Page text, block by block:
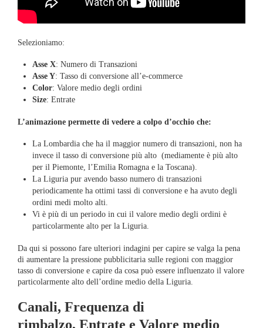
Selezioniamo:
Asse X: Numero di Transazioni
Asse Y: Tasso di conversione all’e-commerce
Color: Valore medio degli ordini
Size: Entrate
L’animazione permette di vedere a colpo d’occhio che:
La Lombardia che ha il maggior numero di transazioni, non ha
invece il tasso di conversione più alto (mediamente è più alto
per il Piemonte, l’Emilia Romagna e la Toscana).
La Liguria pur avendo basso numero di transazioni
periodicamente ha ottimi tassi di conversione e ha avuto degli
ordini medi molto alti.
Vi è più di un periodo in cui il valore medio degli ordini è
particolarmente alto per la Liguria.
Da qui si possono fare ulteriori indagini per capire se valga la pena
di aumentare la pressione pubblicitaria sulle regioni con maggior
tasso di conversione e capire da cosa può essere influenzato il valore
particolarmente alto dell’ordine medio della Liguria.
Canali, Frequenza di
rimbalzo, Entrate e Valore medio